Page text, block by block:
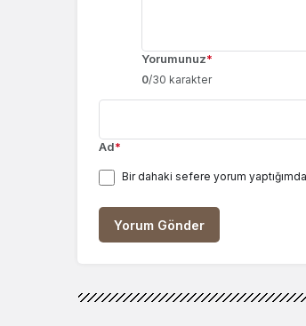
Yorumunuz*
0/30 karakter
Ad*
Bir dahaki sefere yorum
Yorum Gönder